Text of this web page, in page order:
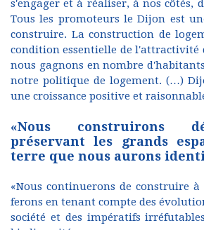
s'engager et à réaliser, à nos côtés,
Tous les promoteurs le Dijon est
construire. La construction de
condition essentielle de l'attractivité
nous gagnons en nombre
notre politique de logement. (…)
une croissance positive et
«Nous construirons
préservant les grands
terre que nous aurons
«Nous continuerons de construire
ferons en tenant compte des
société et des impératifs